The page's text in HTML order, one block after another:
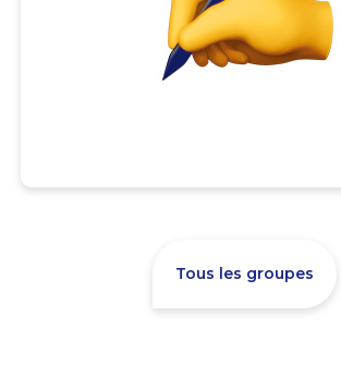
Tous les groupes